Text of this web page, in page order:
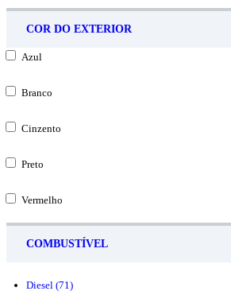
COR DO EXTERIOR
Azul
Branco
Cinzento
Preto
Vermelho
COMBUSTÍVEL
Diesel (71)